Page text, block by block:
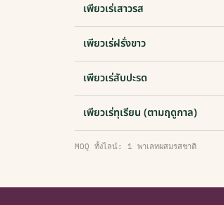
เพียวเร่เสาวรส
เพียวเร่ฝรั่งขาว
เพียวเร่สับปะรด
เพียวเร่ทุเรียน (ตามฤดูกาล)
MOQ ทั้งไลน์: 1 พาเลทผสมรสชาติ